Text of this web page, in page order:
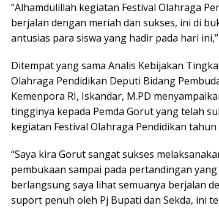
“Alhamdulillah kegiatan Festival Olahraga
berjalan dengan meriah dan sukses, ini di
antusias para siswa yang hadir pada hari
Ditempat yang sama Analis Kebijakan
Olahraga Pendidikan Deputi Bidang
Kemenpora RI, Iskandar, M.PD
tingginya kepada Pemda Gorut yang telah
kegiatan Festival Olahraga Pendidikan tahun
“Saya kira Gorut sangat sukses
pembukaan sampai pada pertandingan
berlangsung saya lihat semuanya berjalan
suport penuh oleh Pj Bupati dan Sekda, ini